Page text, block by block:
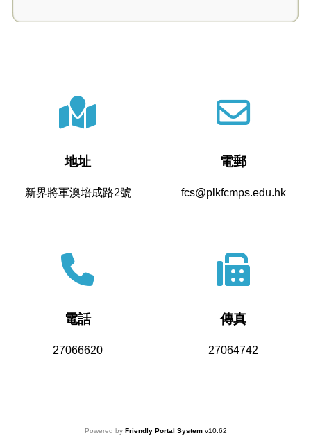
地址
新界將軍澳培成路2號
電郵
fcs@plkfcmps.edu.hk
電話
27066620
傳真
27064742
Powered by Friendly Portal System v10.62